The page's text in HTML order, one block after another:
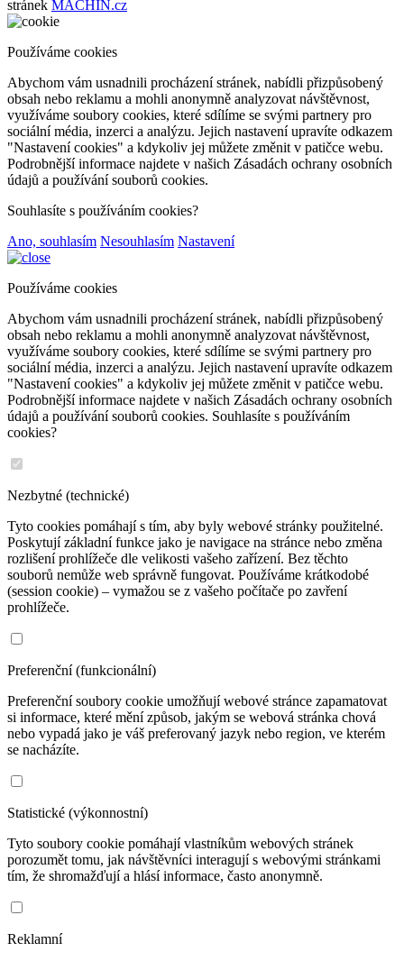
stránek MACHIN.cz
Používáme cookies
Abychom vám usnadnili procházení stránek, nabídli přizpůsobený
obsah nebo reklamu a mohli anonymně analyzovat návštěvnost,
využíváme soubory cookies, které sdílíme se svými partnery pro
sociální média, inzerci a analýzu. Jejich nastavení upravíte odkazem
"Nastavení cookies" a kdykoliv jej můžete změnit v patičce webu.
Podrobnější informace najdete v našich Zásadách ochrany osobních
údajů a používání souborů cookies.
Souhlasíte s používáním cookies?
Ano, souhlasím Nesouhlasím Nastavení
Používáme cookies
Abychom vám usnadnili procházení stránek, nabídli přizpůsobený
obsah nebo reklamu a mohli anonymně analyzovat návštěvnost,
využíváme soubory cookies, které sdílíme se svými partnery pro
sociální média, inzerci a analýzu. Jejich nastavení upravíte odkazem
"Nastavení cookies" a kdykoliv jej můžete změnit v patičce webu.
Podrobnější informace najdete v našich Zásadách ochrany osobních
údajů a používání souborů cookies. Souhlasíte s používáním
cookies?
Nezbytné (technické)
Tyto cookies pomáhají s tím, aby byly webové stránky použitelné.
Poskytují základní funkce jako je navigace na stránce nebo změna
rozlišení prohlížeče dle velikosti vašeho zařízení. Bez těchto
souborů nemůže web správně fungovat. Používáme krátkodobé
(session cookie) – vymažou se z vašeho počítače po zavření
prohlížeče.
Preferenční (funkcionální)
Preferenční soubory cookie umožňují webové stránce zapamatovat
si informace, které mění způsob, jakým se webová stránka chová
nebo vypadá jako je váš preferovaný jazyk nebo region, ve kterém
se nacházíte.
Statistické (výkonnostní)
Tyto soubory cookie pomáhají vlastníkům webových stránek
porozumět tomu, jak návštěvníci interagují s webovými stránkami
tím, že shromažďují a hlásí informace, často anonymně.
Reklamní